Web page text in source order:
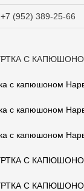
+7 (952) 389-25-66